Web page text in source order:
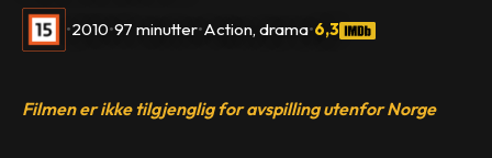
•2010•97 minutter•Action, drama•6,3
Filmen er ikke tilgjenglig for avspilling utenfor Norge